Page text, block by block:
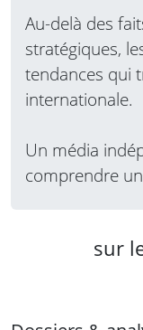
Au-delà des
stratégiques,
tendances qui
internationale.
Un média
comprendre
sur